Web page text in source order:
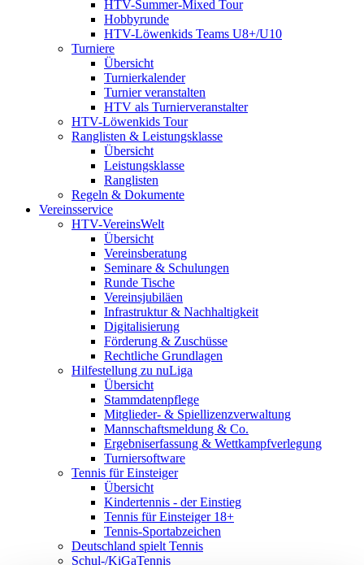
HTV-Summer-Mixed Tour
Hobbyrunde
HTV-Löwenkids Teams U8+/U10
Turniere
Übersicht
Turnierkalender
Turnier veranstalten
HTV als Turnierveranstalter
HTV-Löwenkids Tour
Ranglisten & Leistungsklasse
Übersicht
Leistungsklasse
Ranglisten
Regeln & Dokumente
Vereinsservice
HTV-VereinsWelt
Übersicht
Vereinsberatung
Seminare & Schulungen
Runde Tische
Vereinsjubiläen
Infrastruktur & Nachhaltigkeit
Digitalisierung
Förderung & Zuschüsse
Rechtliche Grundlagen
Hilfestellung zu nuLiga
Übersicht
Stammdatenpflege
Mitglieder- & Spiellizenzverwaltung
Mannschaftsmeldung & Co.
Ergebniserfassung & Wettkampfverlegung
Turniersoftware
Tennis für Einsteiger
Übersicht
Kindertennis - der Einstieg
Tennis für Einsteiger 18+
Tennis-Sportabzeichen
Deutschland spielt Tennis
Schul-/KiGaTennis